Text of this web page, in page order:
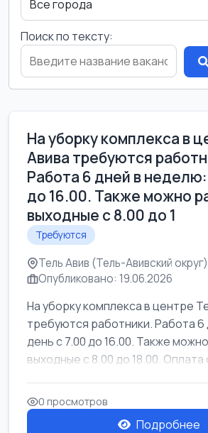
Поиск по тексту:
На уборку комплекса в
Авива требуются
Работа 6 дней в
до 16.00. Также можно
выходные с 8.00 до 1
Требуются
Тель Авив (Тель-Авивский округ)
Опубликовано: 19.06.2026
На уборку комплекса в центре
требуются работники. Работа
день с 7.00 до 16.00. Также
выходные с 8.00 до 18.00. Оплата
0 просмотров
Подробнее